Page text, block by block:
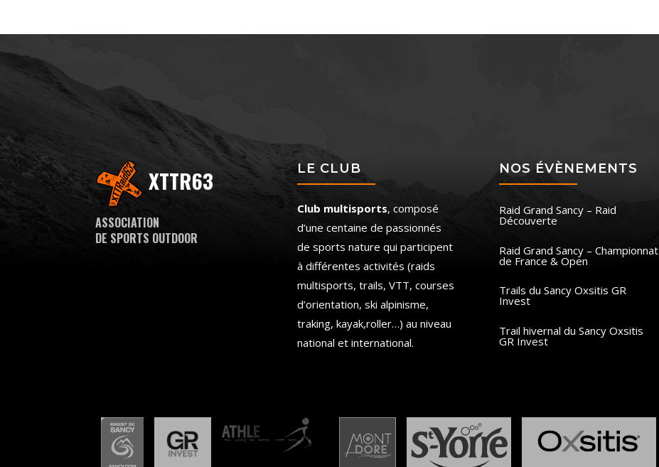
XTTR63
ASSOCIATION
DE SPORTS OUTDOOR
LE CLUB
Club multisports, composé
d’une centaine de passionnés
de sports nature qui participent
à différentes activités (raids
multisports, trails, VTT, courses
d’orientation, ski alpinisme,
traking, kayak,roller…) au niveau
national et international.
NOS ÉVÈNEMENTS
Raid Grand Sancy – Raid
Découverte
Raid Grand Sancy – Championnat
de France & Open
Trails du Sancy Oxsitis GR
Invest
Trail hivernal du Sancy Oxsitis
GR Invest